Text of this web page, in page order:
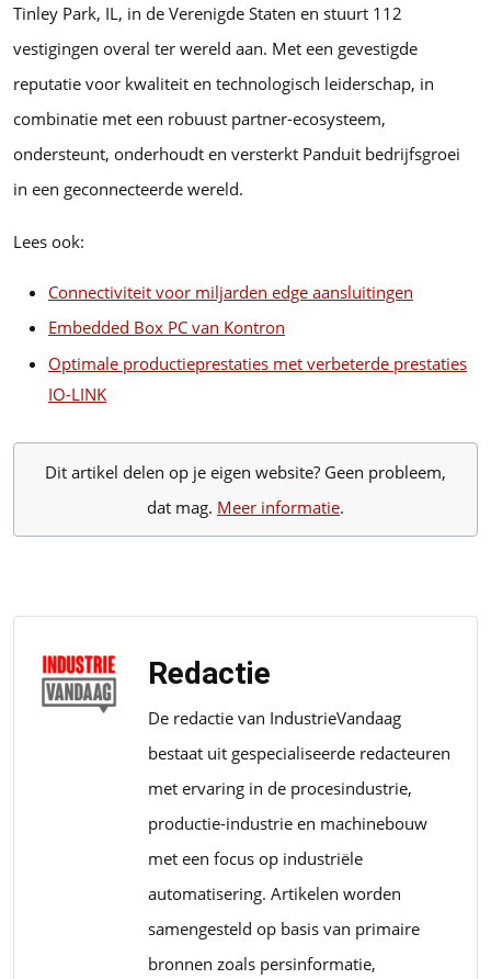
Tinley Park, IL, in de Verenigde Staten en stuurt 112
vestigingen overal ter wereld aan. Met een gevestigde
reputatie voor kwaliteit en technologisch leiderschap, in
combinatie met een robuust partner-ecosysteem,
ondersteunt, onderhoudt en versterkt Panduit bedrijfsgroei
in een geconnecteerde wereld.
Lees ook:
Connectiviteit voor miljarden edge aansluitingen
Embedded Box PC van Kontron
Optimale productieprestaties met verbeterde prestaties
IO-LINK
Dit artikel delen op je eigen website? Geen probleem,
dat mag. Meer informatie.
Redactie
De redactie van IndustrieVandaag
bestaat uit gespecialiseerde redacteuren
met ervaring in de procesindustrie,
productie-industrie en machinebouw
met een focus op industriële
automatisering. Artikelen worden
samengesteld op basis van primaire
bronnen zoals persinformatie,